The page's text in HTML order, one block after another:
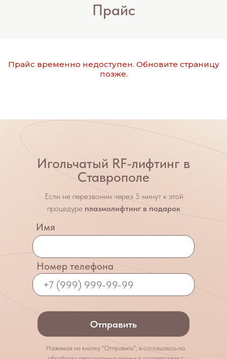
Позвонить
Услуги
онлайн
запись
Прайс
Прайс временно недоступен. Обновите страницу
позже.
Игольчатый RF-лифтинг в
Ставрополе
Если не перезвоним через 5 минут к этой
процедуре плазмолифтинг в подарок
Отправить
Имя
Номер телефона
Нажимая на кнопку "Отправить", я соглашаюсь на